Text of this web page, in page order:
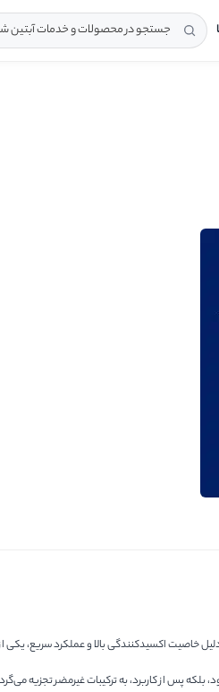
جستجو در محصولات و خدمات آبتین شیمی
خاصیت اکسیدکنندگی بالا و عملکرد سریع، یکی
پس از کاربرد، به ترکیبات غیرمضر تجزیه